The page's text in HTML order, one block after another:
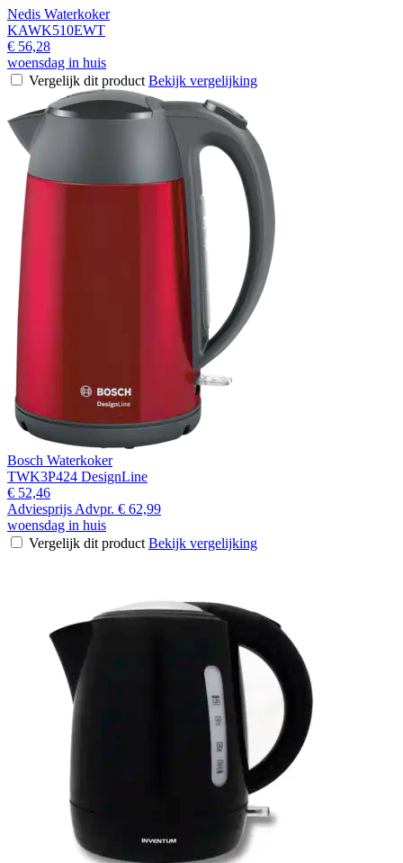
Nedis Waterkoker
KAWK510EWT
€ 56,28
woensdag in huis
Vergelijk dit product Bekijk vergelijking
Bosch Waterkoker
TWK3P424 DesignLine
€ 52,46
Adviesprijs Advpr. € 62,99
woensdag in huis
Vergelijk dit product Bekijk vergelijking